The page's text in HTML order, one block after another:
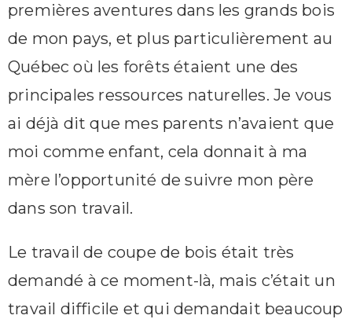
premières aventures dans les grands bois
de mon pays, et plus particulièrement au
Québec où les forêts étaient une des
principales ressources naturelles. Je vous
ai déjà dit que mes parents n’avaient que
moi comme enfant, cela donnait à ma
mère l’opportunité de suivre mon père
dans son travail.
Le travail de coupe de bois était très
demandé à ce moment-là, mais c’était un
travail difficile et qui demandait beaucoup